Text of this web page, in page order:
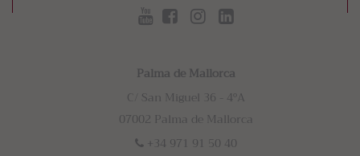
Palma de Mallorca
C/ San Miguel 36 - 4ºA
07002 Palma de Mallorca
+34 971 91 50 40